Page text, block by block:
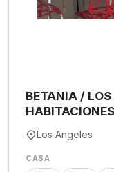
BETANIA /
Los Angeles
CASA